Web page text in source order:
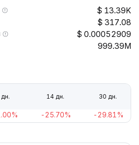
13.39K
317.08
0.00052909
999.39M
14 дн. 30 дн.
-25.70% -29.81%